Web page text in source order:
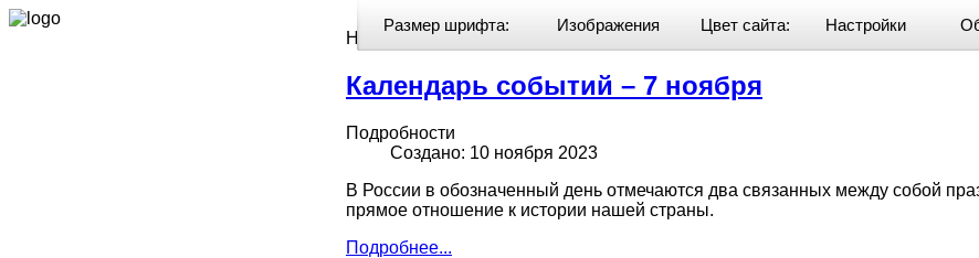
Home
Календарь событий – 7 ноября
Подробности
Создано: 10 ноября 2023
В России в обозначенный день отмечаются два связанных между собой
прямое отношение к истории нашей страны.
Подробнее...
Размер шрифта: Изображения Цвет сайта: Настройки